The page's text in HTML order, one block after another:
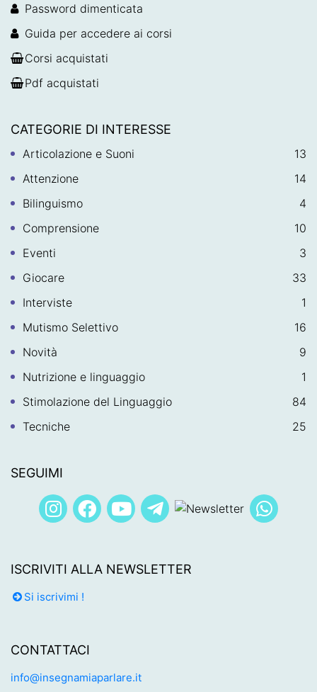
Password dimenticata
Guida per accedere ai corsi
Corsi acquistati
Pdf acquistati
CATEGORIE DI INTERESSE
Articolazione e Suoni
13
Attenzione
14
Bilinguismo
4
Comprensione
10
Eventi
3
Giocare
33
Interviste
1
Mutismo Selettivo
16
Novità
9
Nutrizione e linguaggio
1
Stimolazione del Linguaggio
84
Tecniche
25
SEGUIMI
ISCRIVITI ALLA NEWSLETTER
Si iscrivimi !
CONTATTACI
info@insegnamiaparlare.it